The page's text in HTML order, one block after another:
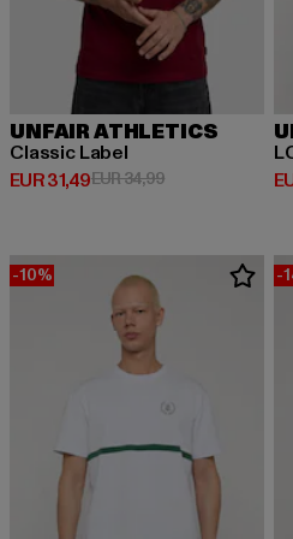
UNFAIR ATHLETICS
Classic Label
EUR 31,49
Huidige prijs: EUR 31,49
EUR 34,99Actieprijs: EUR
-10% -